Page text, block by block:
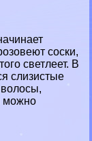
соски,
светлеет. В
слизистые
можно